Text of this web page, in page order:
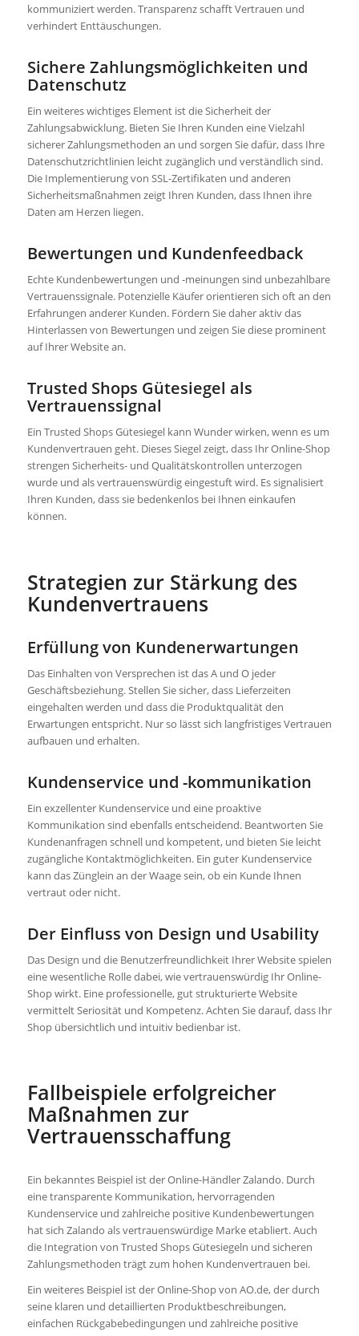
kommuniziert werden. Transparenz schafft Vertrauen und
verhindert Enttäuschungen.
Sichere Zahlungsmöglichkeiten und
Datenschutz
Ein weiteres wichtiges Element ist die Sicherheit der
Zahlungsabwicklung. Bieten Sie Ihren Kunden eine Vielzahl
sicherer Zahlungsmethoden an und sorgen Sie dafür, dass Ihre
Datenschutzrichtlinien leicht zugänglich und verständlich sind.
Die Implementierung von SSL-Zertifikaten und anderen
Sicherheitsmaßnahmen zeigt Ihren Kunden, dass Ihnen ihre
Daten am Herzen liegen.
Bewertungen und Kundenfeedback
Echte Kundenbewertungen und -meinungen sind unbezahlbare
Vertrauenssignale. Potenzielle Käufer orientieren sich oft an den
Erfahrungen anderer Kunden. Fördern Sie daher aktiv das
Hinterlassen von Bewertungen und zeigen Sie diese prominent
auf Ihrer Website an.
Trusted Shops Gütesiegel als
Vertrauenssignal
Ein Trusted Shops Gütesiegel kann Wunder wirken, wenn es um
Kundenvertrauen geht. Dieses Siegel zeigt, dass Ihr Online-Shop
strengen Sicherheits- und Qualitätskontrollen unterzogen
wurde und als vertrauenswürdig eingestuft wird. Es signalisiert
Ihren Kunden, dass sie bedenkenlos bei Ihnen einkaufen
können.
Strategien zur Stärkung des
Kundenvertrauens
Erfüllung von Kundenerwartungen
Das Einhalten von Versprechen ist das A und O jeder
Geschäftsbeziehung. Stellen Sie sicher, dass Lieferzeiten
eingehalten werden und dass die Produktqualität den
Erwartungen entspricht. Nur so lässt sich langfristiges Vertrauen
aufbauen und erhalten.
Kundenservice und -kommunikation
Ein exzellenter Kundenservice und eine proaktive
Kommunikation sind ebenfalls entscheidend. Beantworten Sie
Kundenanfragen schnell und kompetent, und bieten Sie leicht
zugängliche Kontaktmöglichkeiten. Ein guter Kundenservice
kann das Zünglein an der Waage sein, ob ein Kunde Ihnen
vertraut oder nicht.
Der Einfluss von Design und Usability
Das Design und die Benutzerfreundlichkeit Ihrer Website spielen
eine wesentliche Rolle dabei, wie vertrauenswürdig Ihr Online-
Shop wirkt. Eine professionelle, gut strukturierte Website
vermittelt Seriosität und Kompetenz. Achten Sie darauf, dass Ihr
Shop übersichtlich und intuitiv bedienbar ist.
Fallbeispiele erfolgreicher
Maßnahmen zur
Vertrauensschaffung
Ein bekanntes Beispiel ist der Online-Händler Zalando. Durch
eine transparente Kommunikation, hervorragenden
Kundenservice und zahlreiche positive Kundenbewertungen
hat sich Zalando als vertrauenswürdige Marke etabliert. Auch
die Integration von Trusted Shops Gütesiegeln und sicheren
Zahlungsmethoden trägt zum hohen Kundenvertrauen bei.
Ein weiteres Beispiel ist der Online-Shop von AO.de, der durch
seine klaren und detaillierten Produktbeschreibungen,
einfachen Rückgabebedingungen und zahlreiche positive